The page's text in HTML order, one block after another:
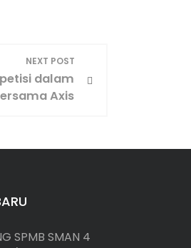
NEXT POST
dalam
Axis
SPMB SMAN 4